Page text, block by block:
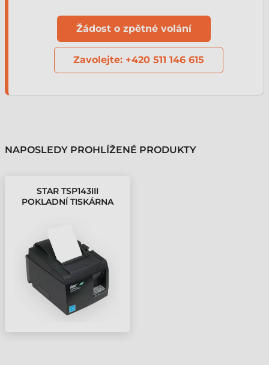
Žádost o zpětné volání
Zavolejte: +420 511 146 615
NAPOSLEDY PROHLÍŽENÉ PRODUKTY
STAR TSP143III
POKLADNÍ TISKÁRNA